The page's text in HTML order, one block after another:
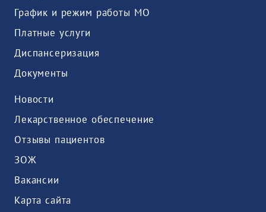
График и режим работы МО
Платные услуги
Диспансеризация
Документы
Новости
Лекарственное обеспечение
Отзывы пациентов
ЗОЖ
Вакансии
Карта сайта